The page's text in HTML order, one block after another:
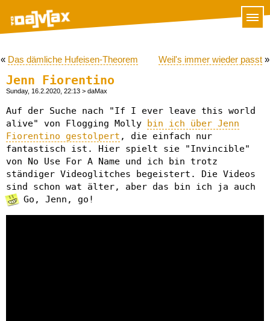
« Das dämliche Hufeisen-Theorem Weil's immer wieder passt »
Jenn Fiorentino
Sunday, 16.2.2020, 22:13 > daMax
Auf der Suche nach "If I ever leave this world
alive" von Flogging Molly
bin ich über Jenn
Fiorentino gestolpert , die einfach nur
fantastisch ist. Hier spielt sie "Invincible"
von No Use For A Name und ich bin trotz
ständiger Videoglitches begeistert. Die Videos
sind schon wat älter, aber das bin ich ja auch
Go, Jenn, go!